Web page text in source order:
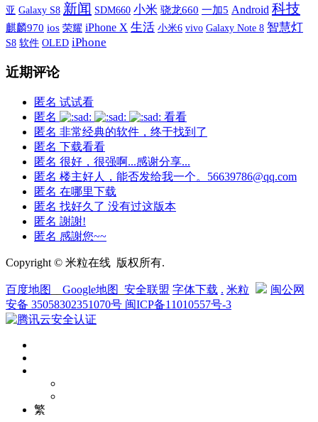
亚 Galaxy S8 新闻 SDM660 小米 骁龙660 一加5 Android 科技
麒麟970 ios 荣耀 iPhone X 生活 小米6 vivo Galaxy Note 8 智慧灯
S8 软件 OLED iPhone
近期评论
匿名 试试看
匿名
看看
匿名 非常经典的软件，终于找到了
匿名 下载看看
匿名 很好，很强啊...感谢分享...
匿名 楼主好人，能否发给我一个。56639786@qq.com
匿名 在哪里下载
匿名 找好久了 没有过这版本
匿名 謝謝!
匿名 感謝您~~
Copyright © 米粒在线 版权所有.
百度地图 Google地图 安全联盟 字体下载 . 米粒
闽公网
安备 35058302351070号 闽ICP备11010557号-3
繁